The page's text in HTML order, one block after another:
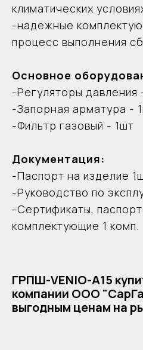
климатических
-надежные
процесс выполнения
Основное
-Регуляторы давления
-Запорная арматура -
-Фильтр газовый - 1шт
Документация:
-Паспорт на изделие
-Руководство по
-Сертификаты,
комплектующие 1 комп.
ГРПШ-VENIO-А15
компании ООО
выгодным ценам на